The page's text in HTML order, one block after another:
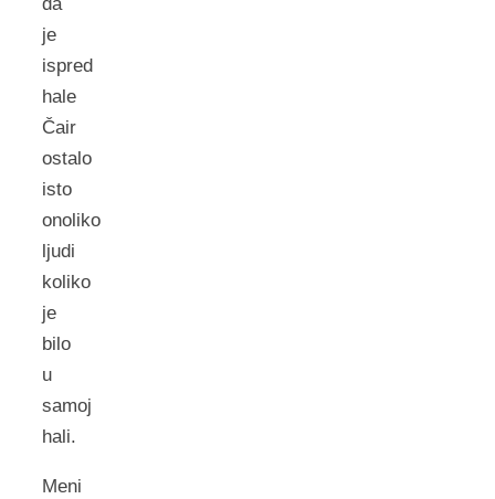
je
ispred
hale
Čair
ostalo
isto
onoliko
ljudi
koliko
je
bilo
u
samoj
hali.
Meni